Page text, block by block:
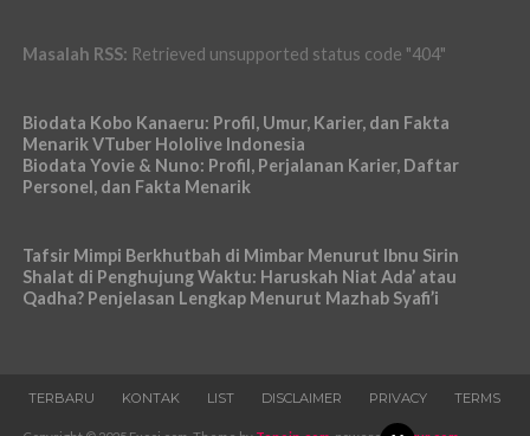
Masalah RSS: Retrieved unsupported status code "404"
Biodata Kobo Kanaeru: Profil, Umur, Karier, dan Fakta
Menarik VTuber Hololive Indonesia
Biodata Yovie & Nuno: Profil, Perjalanan Karier, Daftar
Personel, dan Fakta Menarik
Tafsir Mimpi Berkhutbah di Mimbar Menurut Ibnu Sirin
Shalat di Penghujung Waktu: Haruskah Niat Ada’ atau
Qadha? Penjelasan Lengkap Menurut Mazhab Syafi’i
TERBARU KONTAK LIST DISCLAIMER PRIVACY TERMS